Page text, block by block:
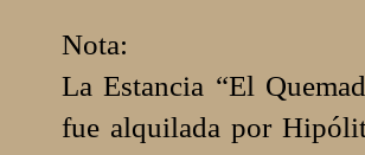
Nota:
La Estancia “El
fue alquilada por